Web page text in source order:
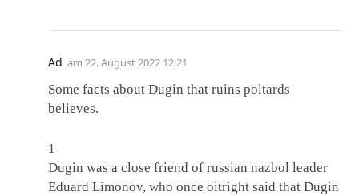
Ad am 22. August 2022 12:21
Some facts about Dugin that ruins poltards
believes.
1
Dugin was a close friend of russian nazbol leader
Eduard Limonov, who once oitright said that Dugin